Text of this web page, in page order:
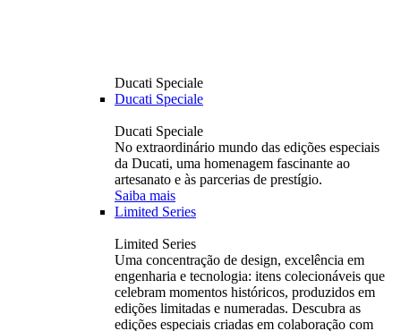
Ducati Speciale
Ducati Speciale
Ducati Speciale
No extraordinário mundo das edições especiais
da Ducati, uma homenagem fascinante ao
artesanato e às parcerias de prestígio.
Saiba mais
Limited Series
Limited Series
Uma concentração de design, excelência em
engenharia e tecnologia: itens colecionáveis ​​que
celebram momentos históricos, produzidos em
edições limitadas e numeradas. Descubra as
edições especiais criadas em colaboração com